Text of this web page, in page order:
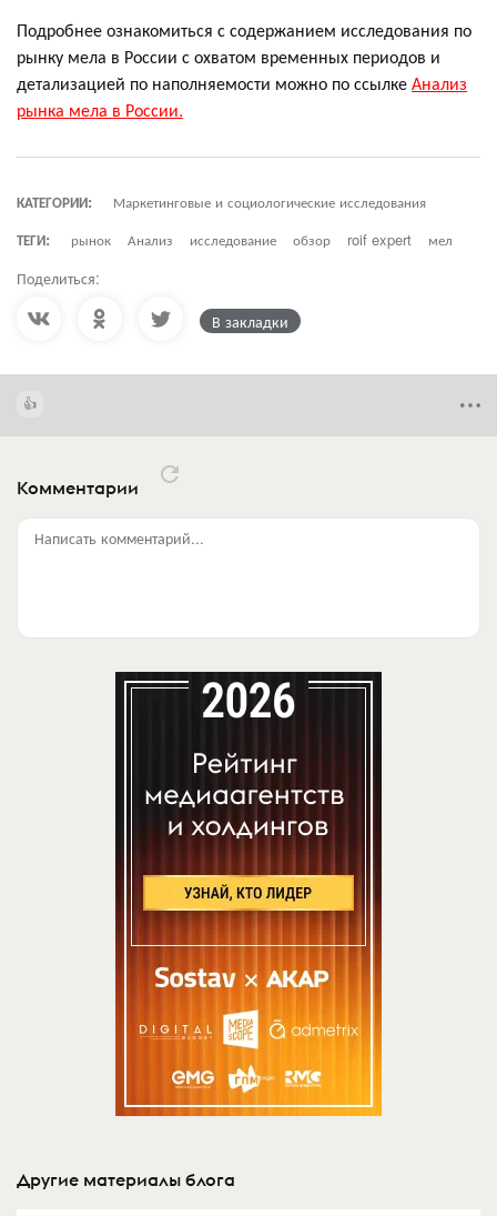
Подробнее ознакомиться с содержанием исследования по
рынку мела в России с охватом временных периодов и
детализацией по наполняемости можно по ссылкеАнализ
рынка мела в России.
КАТЕГОРИИ:
Маркетинговые и социологические исследования
ТЕГИ:
рынок Анализ исследование обзор roif expert мел
Поделиться:
В закладки
Комментарии
Написать комментарий...
Другие материалы блога